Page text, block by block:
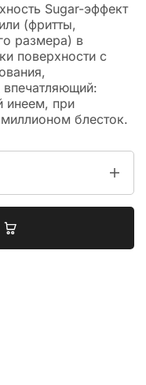
Sugar-эффект
(фритты,
размера) в
поверхности с
впечатляющий:
инеем, при
блесток.